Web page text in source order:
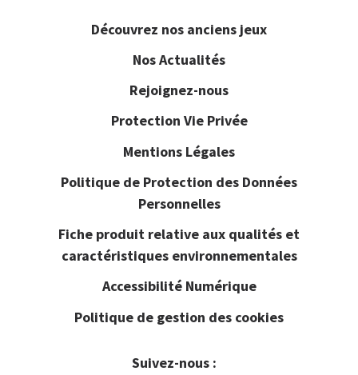
Découvrez nos anciens jeux
Nos Actualités
Rejoignez-nous
Protection Vie Privée
Mentions Légales
Politique de Protection des Données
Personnelles
Fiche produit relative aux qualités et
caractéristiques environnementales
Accessibilité Numérique
Politique de gestion des cookies
Suivez-nous :